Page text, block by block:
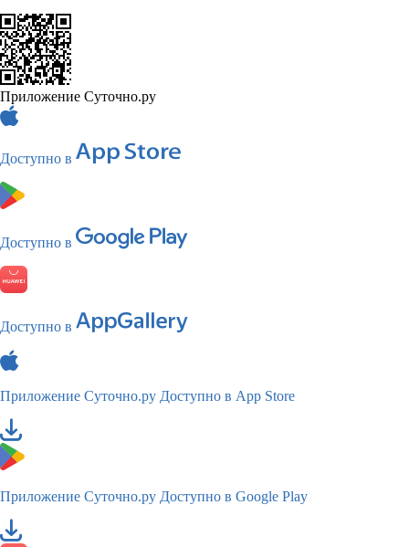
Приложение Суточно.ру
Доступно в
Доступно в
Доступно в
Приложение Суточно.ру Доступно в App Store
Приложение Суточно.ру Доступно в Google Play